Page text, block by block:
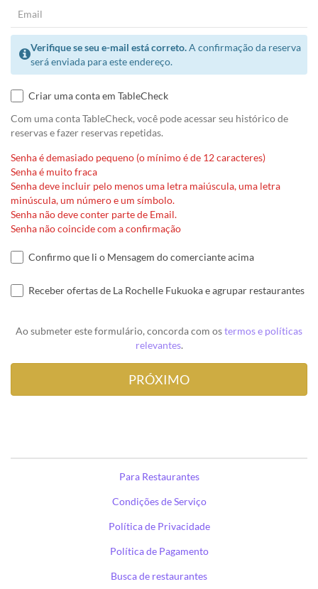
Verifique se seu e-mail está correto.A confirmação da reserva
será enviada para este endereço.
Criar uma conta em TableCheck
Com uma conta TableCheck, você pode acessar seu histórico de
reservas e fazer reservas repetidas.
Senha é demasiado pequeno (o mínimo é de 12 caracteres)
Senha é muito fraca
Senha deve incluir pelo menos uma letra maiúscula, uma letra
minúscula, um número e um símbolo.
Senha não deve conter parte de Email.
Senha não coincide com a confirmação
Confirmo que li o Mensagem do comerciante acima
Receber ofertas de La Rochelle Fukuoka e agrupar restaurantes
Ao submeter este formulário, concorda com ostermos e políticas
relevantes.
Para Restaurantes
Condições de Serviço
Política de Privacidade
Política de Pagamento
Busca de restaurantes